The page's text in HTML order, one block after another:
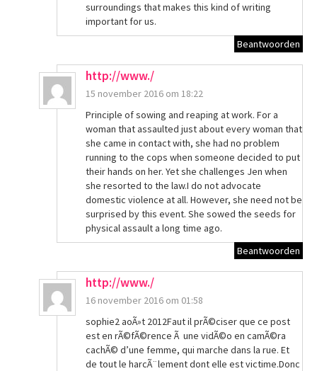
surroundings that makes this kind of writing
important for us.
Beantwoorden
http://www./
15 november 2016 om 18:22
Principle of sowing and reaping at work. For a
woman that assaulted just about every woman that
she came in contact with, she had no problem
running to the cops when someone decided to put
their hands on her. Yet she challenges Jen when
she resorted to the law.I do not advocate
domestic violence at all. However, she need not be
surprised by this event. She sowed the seeds for
physical assault a long time ago.
Beantwoorden
http://www./
16 november 2016 om 01:58
sophie2 aoÃ»t 2012Faut il prÃ©ciser que ce post
est en rÃ©fÃ©rence Ã une vidÃ©o en camÃ©ra
cachÃ© d’une femme, qui marche dans la rue. Et
de tout le harcÃ¨lement dont elle est victime.Donc